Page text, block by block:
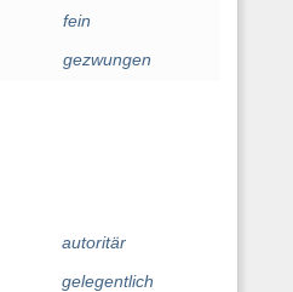
fein
gezwungen
autoritär
gelegentlich